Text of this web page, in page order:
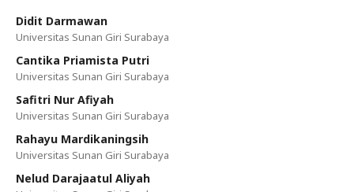
Didit Darmawan
Universitas Sunan Giri Surabaya
Cantika Priamista Putri
Universitas Sunan Giri Surabaya
Safitri Nur Afiyah
Universitas Sunan Giri Surabaya
Rahayu Mardikaningsih
Universitas Sunan Giri Surabaya
Nelud Darajaatul Aliyah